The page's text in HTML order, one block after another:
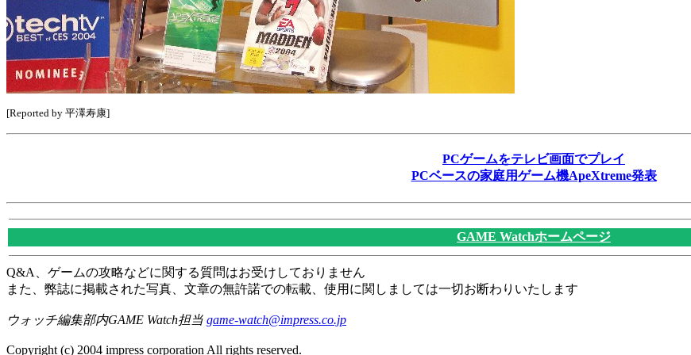
[Reported by 平澤寿康]
PCゲームをテレビ画面でプレイ
PCベースの家庭用ゲーム機ApeXtreme発表
GAME Watchホームページ
Q&A、ゲームの攻略などに関する質問はお受けしておりません
また、弊誌に掲載された写真、文章の無許諾での転載、使用に関しましては一切お断わりいたします
ウォッチ編集部内GAME Watch担当 game-watch@impress.co.jp
Copyright (c) 2004 impress corporation All rights reserved.